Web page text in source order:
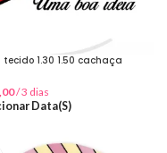
tecido 1.30 1.50 cachaça
/ 3 dias
Data(s)